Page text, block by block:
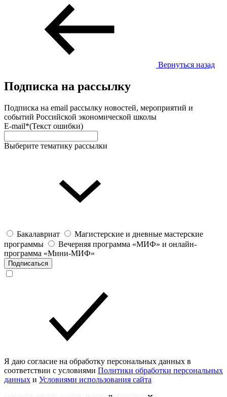
Вернуться назад
Подписка на рассылку
Подписка на email рассылку новостей, мероприятий и
событий Российской экономической школы
E-mail*(Текст ошибки)
Выберите тематику рассылки
Бакалавриат
Магистерские и дневные мастерские
программы
Вечерняя программа «МИФ» и онлайн-
программа «Мини-МИФ»
Подписаться
Я даю согласие на обработку персональных данных в
соответствии с условиями Политики обработки персональных
данных и Условиями использования сайта